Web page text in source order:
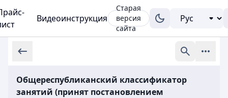
Видеоинструкция
Старая
версия
сайта
Общереспубликанский классификатор
занятий (принят постановлением